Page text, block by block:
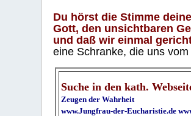
Du hörst die Stimme
Gott, den unsichtbaren
und daß wir einmal
eine Schranke, die uns
Suche in den kath.
Zeugen der Wahrheit
www.Jungfrau-der-Eucharistie.de